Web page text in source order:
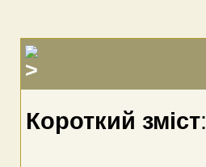
Короткий зміст: